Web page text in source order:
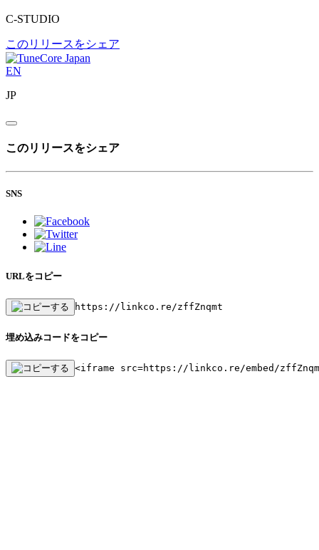
C-STUDIO
このリリースをシェア
EN
JP
このリリースをシェア
SNS
URLをコピー
https://linkco.re/zffZnqmt
埋め込みコードをコピー
<iframe src=https://linkco.re/embed/